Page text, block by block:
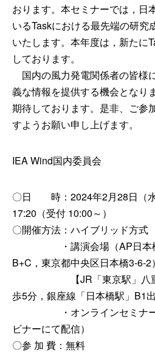
おります。本セミナーでは，日
いるTaskにおける最先端の研究
いたします。本年度は，新たに
しております。
国内の風力発電関係者の皆様
義な情報を提供する機会となり
期待しております。是非、ご参
すようお願い申し上げます。
IEA Wind国内委員会
〇日 時：2024年2月28日（
17:20（受付 10:00～）
〇開催方法：ハイブリッド方式
・講演会場（AP日本橋
B+C，東京都中央区日本橋3-6-
【JR「東京駅」八重
歩5分，銀座線「日本橋駅」B1
・オンラインセミナー
ビナーにて配信）
〇参 加 費：無料